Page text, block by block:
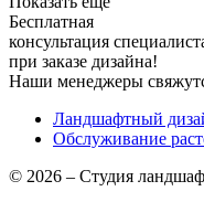
Бесплатная
консультация
при заказе дизайна!
Наши менеджеры
Ландшафтный
Обслуживание
© 2026 – Студия